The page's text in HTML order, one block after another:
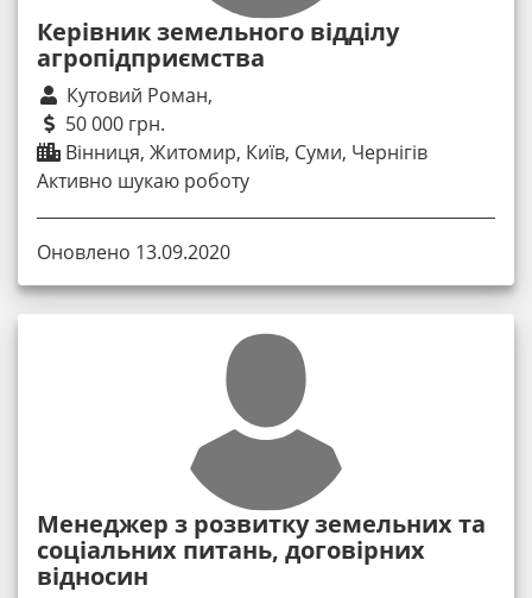
Керівник земельного відділу
агропідприємства
Кутовий Роман,
50 000 грн.
Вінниця, Житомир, Київ, Суми, Чернігів
Активно шукаю роботу
Оновлено 13.09.2020
Менеджер з розвитку земельних та
соціальних питань, договірних
відносин